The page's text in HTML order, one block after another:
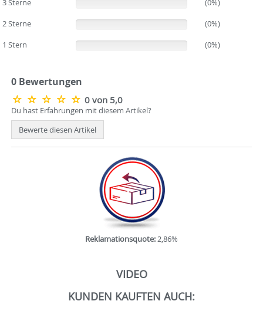
3 Sterne
(0%)
2 Sterne
(0%)
1 Stern
(0%)
0 Bewertungen
0 von 5,0
Du hast Erfahrungen mit diesem Artikel?
Bewerte diesen Artikel
Reklamationsquote:2,86%
VIDEO
KUNDEN KAUFTEN AUCH: